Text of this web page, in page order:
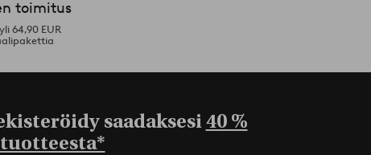
toimitus
64,90 EUR
saadaksesi40 %